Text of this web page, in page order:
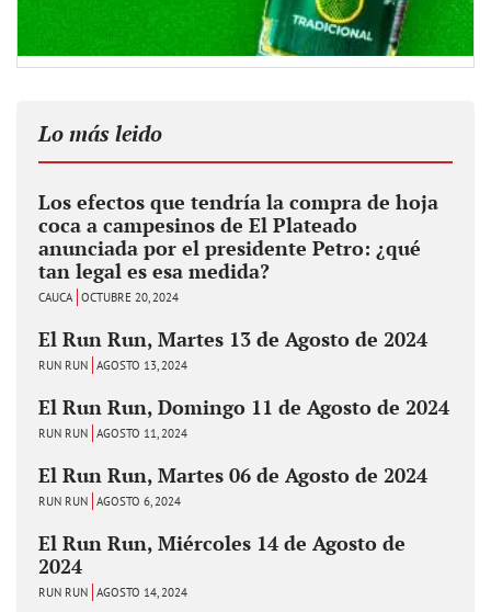
Lo más leido
Los efectos que tendría la compra de hoja
coca a campesinos de El Plateado
anunciada por el presidente Petro: ¿qué
tan legal es esa medida?
CAUCA OCTUBRE 20, 2024
El Run Run, Martes 13 de Agosto de 2024
RUN RUN AGOSTO 13, 2024
El Run Run, Domingo 11 de Agosto de 2024
RUN RUN AGOSTO 11, 2024
El Run Run, Martes 06 de Agosto de 2024
RUN RUN AGOSTO 6, 2024
El Run Run, Miércoles 14 de Agosto de
2024
RUN RUN AGOSTO 14, 2024